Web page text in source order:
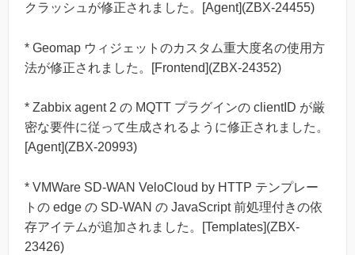
クラッシュが修正されました。[Agent](ZBX-24455)
* Geomap ウィジェットのカスタム重大度名の使用方
法が修正されました。[Frontend](ZBX-24352)
* Zabbix agent 2 の MQTT プラグインの clientID が厳
密な要件に従って生成されるように修正されました。
[Agent](ZBX-20993)
* VMWare SD-WAN VeloCloud by HTTP テンプレー
トの edge の SD-WAN の JavaScript 前処理付きの依
存アイテムが追加されました。[Templates](ZBX-
23426)